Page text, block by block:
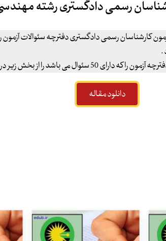
رسمی دادگستری رشته
کارشناسان رسمی دادگستری دفترچه سئوالات
.
می باشد را از بخش زیر دریافت کنند .
دانلود مقاله